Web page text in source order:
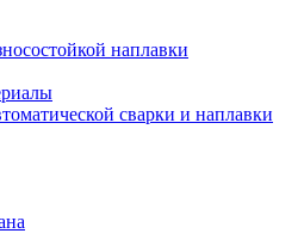
наплавки
сварки и наплавки